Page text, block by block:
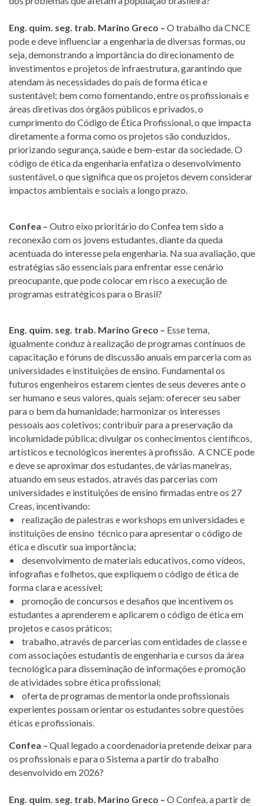
Eng. quim. seg. trab. Marino Greco – O trabalho da CNCE
pode e deve influenciar a engenharia de diversas formas, ou
seja, demonstrando a importância do direcionamento de
investimentos e projetos de infraestrutura, garantindo que
atendam às necessidades do país de forma ética e
sustentável; bem como fomentando, entre os profissionais e
áreas diretivas dos órgãos públicos e privados, o
cumprimento do Código de Ética Profissional, o que impacta
diretamente a forma como os projetos são conduzidos,
priorizando segurança, saúde e bem-estar da sociedade. O
código de ética da engenharia enfatiza o desenvolvimento
sustentável, o que significa que os projetos devem considerar
impactos ambientais e sociais a longo prazo.
Confea – Outro eixo prioritário do Confea tem sido a
reconexão com os jovens estudantes, diante da queda
acentuada do interesse pela engenharia. Na sua avaliação, que
estratégias são essenciais para enfrentar esse cenário
preocupante, que pode colocar em risco a execução de
programas estratégicos para o Brasil?
Eng. quim. seg. trab. Marino Greco – Esse tema,
igualmente conduz à realização de programas contínuos de
capacitação e fóruns de discussão anuais em parceria com as
universidades e instituições de ensino. Fundamental os
futuros engenheiros estarem cientes de seus deveres ante o
ser humano e seus valores, quais sejam: oferecer seu saber
para o bem da humanidade; harmonizar os interesses
pessoais aos coletivos; contribuir para a preservação da
incolumidade pública; divulgar os conhecimentos científicos,
artísticos e tecnológicos inerentes à profissão. A CNCE pode
e deve se aproximar dos estudantes, de várias maneiras,
atuando em seus estados, através das parcerias com
universidades e instituições de ensino firmadas entre os 27
Creas, incentivando:
• realização de palestras e workshops em universidades e
instituições de ensino técnico para apresentar o código de
ética e discutir sua importância;
• desenvolvimento de materiais educativos, como vídeos,
infografias e folhetos, que expliquem o código de ética de
forma clara e acessível;
• promoção de concursos e desafios que incentivem os
estudantes a aprenderem e aplicarem o código de ética em
projetos e casos práticos;
• trabalho, através de parcerias com entidades de classe e
com associações estudantis de engenharia e cursos da área
tecnológica para disseminação de informações e promoção
de atividades sobre ética profissional;
• oferta de programas de mentoria onde profissionais
experientes possam orientar os estudantes sobre questões
éticas e profissionais.
Confea – Qual legado a coordenadoria pretende deixar para
os profissionais e para o Sistema a partir do trabalho
desenvolvido em 2026?
Eng. quim. seg. trab. Marino Greco – O Confea, a partir de